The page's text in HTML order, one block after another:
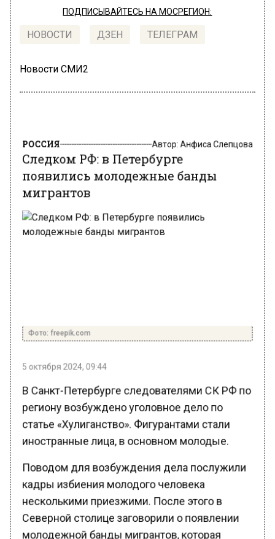
ПОДПИСЫВАЙТЕСЬ НА МОСРЕГИОН:
НОВОСТИ ДЗЕН ТЕЛЕГРАМ
Новости СМИ2
Следком РФ: в Петербурге
появились молодежные банды
мигрантов
В Санкт-Петербурге следователями СК РФ по
региону возбуждено уголовное дело по
статье «Хулиганство». Фигурантами стали
иностранные лица, в основном молодые.
Поводом для возбуждения дела послужили
кадры избиения молодого человека
несколькими приезжими. После этого в
Северной столице заговорили о появлении
молодежной банды мигрантов, которая